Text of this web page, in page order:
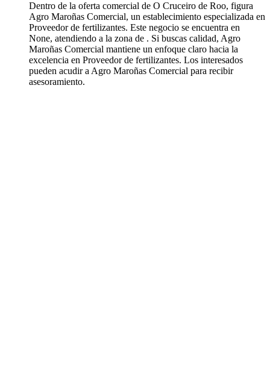
Dentro de la oferta comercial de O Cruceiro de Roo, figura
Agro Maroñas Comercial, un establecimiento especializada en
Proveedor de fertilizantes. Este negocio se encuentra en
None, atendiendo a la zona de . Si buscas calidad, Agro
Maroñas Comercial mantiene un enfoque claro hacia la
excelencia en Proveedor de fertilizantes. Los interesados
pueden acudir a Agro Maroñas Comercial para recibir
asesoramiento.